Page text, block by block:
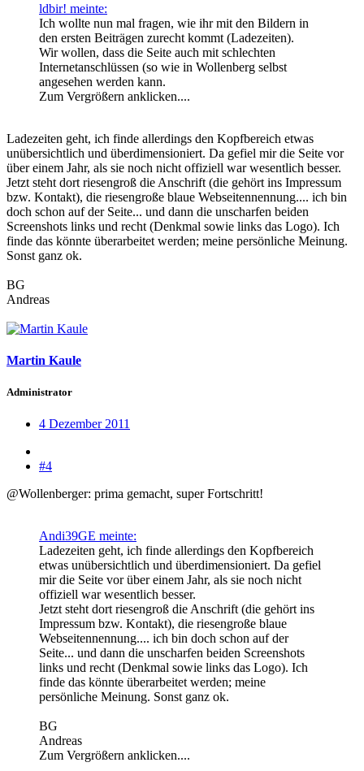
ldbir! meinte:
Ich wollte nun mal fragen, wie ihr mit den Bildern in
den ersten Beiträgen zurecht kommt (Ladezeiten).
Wir wollen, dass die Seite auch mit schlechten
Internetanschlüssen (so wie in Wollenberg selbst
angesehen werden kann.
Zum Vergrößern anklicken....
Ladezeiten geht, ich finde allerdings den Kopfbereich etwas
unübersichtlich und überdimensioniert. Da gefiel mir die Seite vor
über einem Jahr, als sie noch nicht offiziell war wesentlich besser.
Jetzt steht dort riesengroß die Anschrift (die gehört ins Impressum
bzw. Kontakt), die riesengroße blaue Webseitennennung.... ich bin
doch schon auf der Seite... und dann die unscharfen beiden
Screenshots links und recht (Denkmal sowie links das Logo). Ich
finde das könnte überarbeitet werden; meine persönliche Meinung.
Sonst ganz ok.
BG
Andreas
Martin Kaule
Administrator
4 Dezember 2011
#4
@Wollenberger: prima gemacht, super Fortschritt!
Andi39GE meinte:
Ladezeiten geht, ich finde allerdings den Kopfbereich
etwas unübersichtlich und überdimensioniert. Da gefiel
mir die Seite vor über einem Jahr, als sie noch nicht
offiziell war wesentlich besser.
Jetzt steht dort riesengroß die Anschrift (die gehört ins
Impressum bzw. Kontakt), die riesengroße blaue
Webseitennennung.... ich bin doch schon auf der
Seite... und dann die unscharfen beiden Screenshots
links und recht (Denkmal sowie links das Logo). Ich
finde das könnte überarbeitet werden; meine
persönliche Meinung. Sonst ganz ok.
BG
Andreas
Zum Vergrößern anklicken....